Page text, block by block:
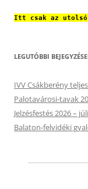
Itt csak az utolsó
LEGUTÓBBI
IVV Csákberény
Palotavárosi-tavak
Jelzésfestés 2026 –
Balaton-felvidéki